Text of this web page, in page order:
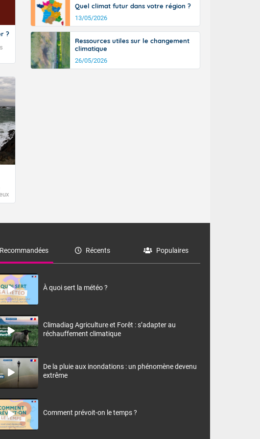
?
Quel climat futur dans votre région ?
13/05/2026
Ressources utiles sur le changement
climatique
26/05/2026
Recommandées Récents Populaires
À quoi sert la météo ?
Climadiag Agriculture et Forêt : s’adapter au
réchauffement climatique
De la pluie aux inondations : un phénomène devenu
extrême
Comment prévoit-on le temps ?